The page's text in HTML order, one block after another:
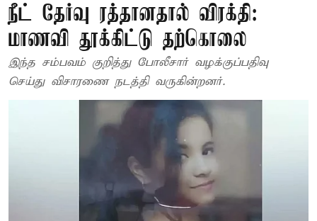
நீட் தேர்வு ரத்தானதால் விரக்தி:
மாணவி தூக்கிட்டு தற்கொலை
இந்த சம்பவம் குறித்து போலீசார் வழக்குப்பதிவு
செய்து விசாரணை நடத்தி வருகின்றனர்.